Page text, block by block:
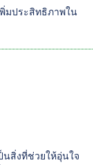
มประสิทธิภาพใน
สิ่งที่ช่วยให้อุ่นใจ